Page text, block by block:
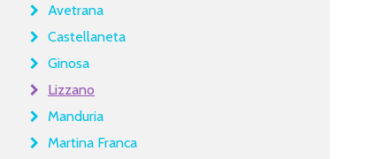
Avetrana
Castellaneta
Ginosa
Lizzano
Manduria
Martina Franca